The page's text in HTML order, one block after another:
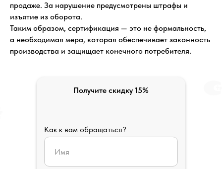
продаже. За нарушение предусмотрены штрафы и
изъятие из оборота.
Таким образом, сертификация — это не формальность,
а необходимая мера, которая обеспечивает законность
производства и защищает конечного потребителя.
Получите скидку 15%
Как к вам обращаться?